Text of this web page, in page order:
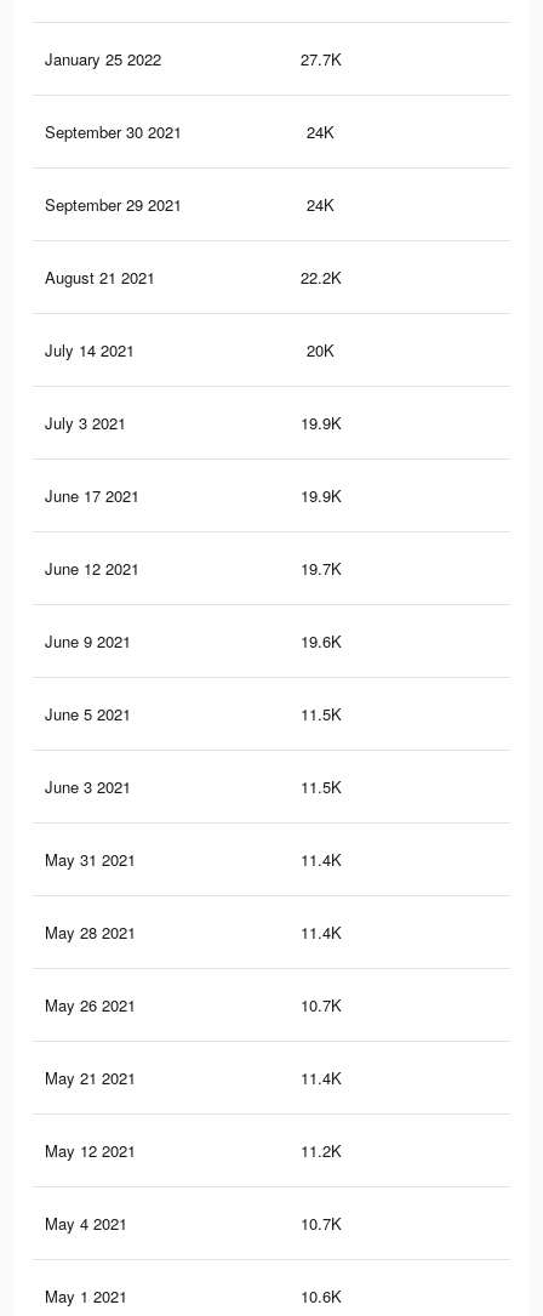
January 25 2022 27.7K
September 30 2021 24K
September 29 2021 24K
August 21 2021 22.2K
July 14 2021 20K
July 3 2021 19.9K
June 17 2021 19.9K
June 12 2021 19.7K
June 9 2021 19.6K
June 5 2021 11.5K
June 3 2021 11.5K
May 31 2021 11.4K
May 28 2021 11.4K
May 26 2021 10.7K
May 21 2021 11.4K
May 12 2021 11.2K
May 4 2021 10.7K
May 1 2021 10.6K